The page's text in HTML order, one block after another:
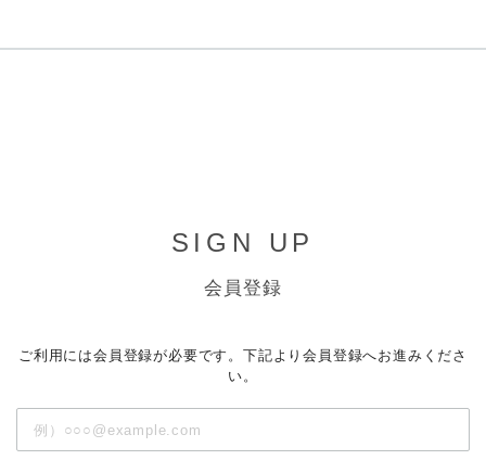
SIGN UP
会員登録
ご利用には会員登録が必要です。下記より会員登録へお進みくださ
い。